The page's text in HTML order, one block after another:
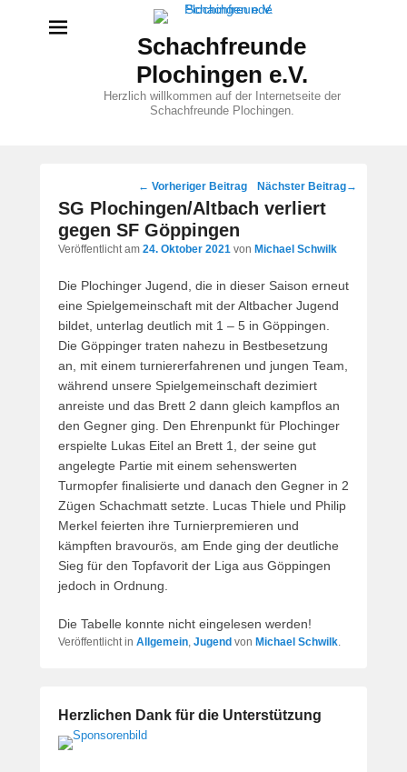
Schachfreunde
Plochingen e.V.
Herzlich willkommen auf der Internetseite der
Schachfreunde Plochingen.
Beitragsnavigation
← Vorheriger Beitrag Nächster Beitrag→
SG Plochingen/Altbach verliert
gegen SF Göppingen
Veröffentlicht am 24. Oktober 2021 von Michael Schwilk
Die Plochinger Jugend, die in dieser Saison erneut
eine Spielgemeinschaft mit der Altbacher Jugend
bildet, unterlag deutlich mit 1 – 5 in Göppingen.
Die Göppinger traten nahezu in Bestbesetzung
an, mit einem turniererfahrenen und jungen Team,
während unsere Spielgemeinschaft dezimiert
anreiste und das Brett 2 dann gleich kampflos an
den Gegner ging. Den Ehrenpunkt für Plochinger
erspielte Lukas Eitel an Brett 1, der seine gut
angelegte Partie mit einem sehenswerten
Turmopfer finalisierte und danach den Gegner in 2
Zügen Schachmatt setzte. Lucas Thiele und Philip
Merkel feierten ihre Turnierpremieren und
kämpften bravourös, am Ende ging der deutliche
Sieg für den Topfavorit der Liga aus Göppingen
jedoch in Ordnung.
Die Tabelle konnte nicht eingelesen werden!
Veröffentlicht in Allgemein, Jugend von Michael Schwilk.
Herzlichen Dank für die Unterstützung